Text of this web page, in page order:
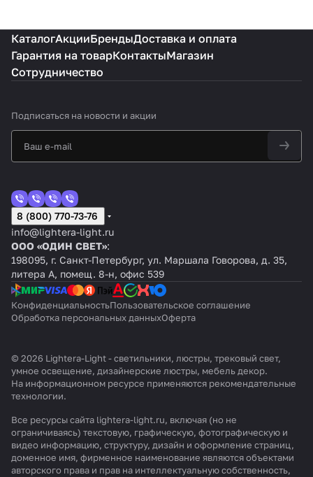
КаталогАкцииБрендыДоставка и оплата
Гарантия на товарКонтактыМагазин
Сотрудничество
Подписаться на новости и акции
8 (800) 770-73-76
info@lightera-light.ru
ООО «ОДИН СВЕТ»:
198095, г. Санкт-Петербург, ул. Маршала Говорова, д. 35,
литера А, помещ. 8-н, офис 539
КонфиденциальностьПользовательское соглашение
Обработка персональных данныхОферта
© 2026 Lightera-Light - светильники, люстры, трековый свет,
умное освещение, дизайнерские люстры, мебель декор.
На информационном ресурсе применяются рекомендательные
технологии.
Все ресурсы сайта lightera-light.ru, включая (но не
ограничиваясь) текстовую, графическую, фотографическую и
видео информацию, структуру, дизайн и оформление страниц,
доменное имя, фирменное наименование являются объектами
авторского права и прав на интеллектуальную собственность,